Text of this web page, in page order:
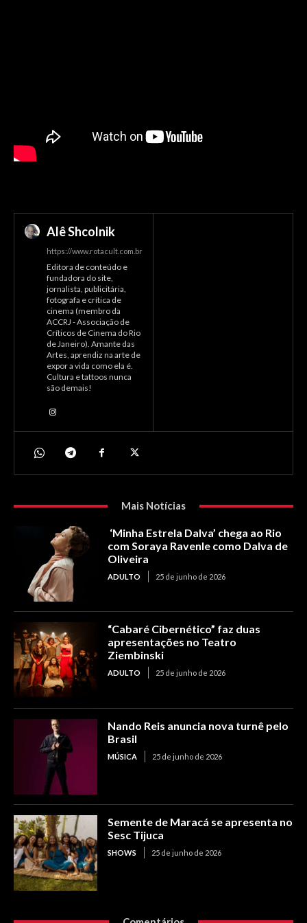
Alê Shcolnik
https://www.rotacult.com.br
Editora de conteúdo e
fundadora do site,
jornalista, publicitária,
fotografa e crítica de
cinema (membro da
ACCRJ - Associação de
Críticos de Cinema do Rio
de Janeiro). Amante das
Artes, aprendiz na arte de
expor a vida como ela é.
Cultura e tattoos nunca
são demais!
Mais Notícias
‘Minha Estrela Dalva’ chega ao Rio
com Soraya Ravenle como Dalva de
Oliveira
ADULTO 25 de junho de 2026
“Cabaré Cibernético” faz duas
apresentações no Teatro
Ziembinski
ADULTO 25 de junho de 2026
Nando Reis anuncia nova turnê pelo
Brasil
MÚSICA 25 de junho de 2026
Semente de Maracá se apresenta no
Sesc Tijuca
SHOWS 25 de junho de 2026